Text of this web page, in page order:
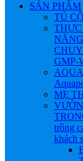
SẢN PHẨM
TỦ
GMP-
MẸ
trồng
khách